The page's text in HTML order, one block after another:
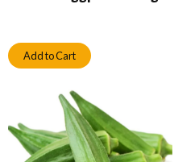
Add to Cart